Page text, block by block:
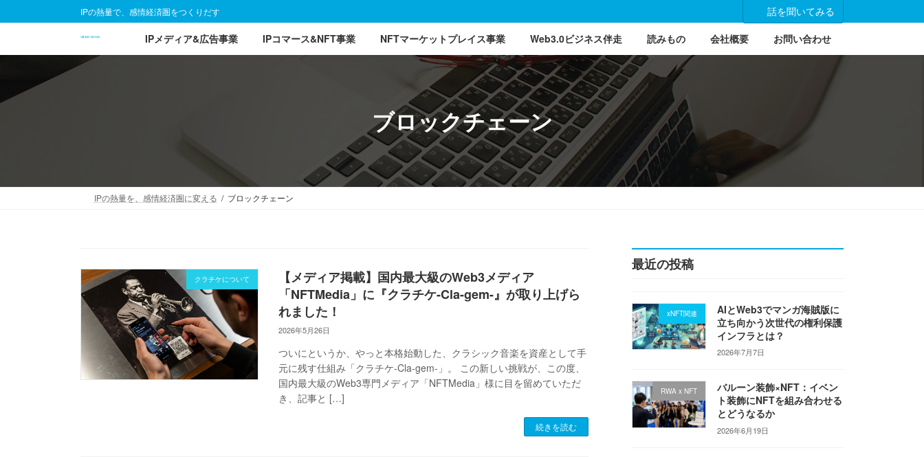
ン
ン
ス
ビ
ー
ン
IPの熱量で、感情経済圏をつくりだす
話を聞いてみる
IPメディア&広告事業
IPコマース&NFT事業 NFTマーケットプレイス事業 Web3.0ビジネス伴走 読みもの 会社概要 お問い合わせ
ブロックチェーン
IPの熱量を、感情経済圏に変える ブロックチェーン
クラチケについて
【メディア掲載】国内最大級のWeb3メディア
「NFTMedia」に『クラチケ-Cla-gem-』が取り上げら
れました！
2026年5月26日
ついにというか、やっと本格始動した、クラシック音楽を資産として手
元に残す仕組み「クラチケ-Cla-gem-」。 この新しい挑戦が、この度、
国内最大級のWeb3専門メディア「NFTMedia」様に目を留めていただ
き、記事と […]
続きを読む
最近の投稿
xNFT関連
AIとWeb3でマンガ海賊版に
立ち向かう次世代の権利保護
インフラとは？
2026年7月7日
RWA x NFT
バルーン装飾×NFT：イベン
ト装飾にNFTを組み合わせる
とどうなるか
2026年6月19日